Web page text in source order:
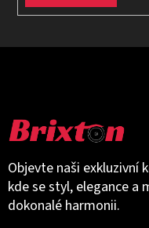
Objevte naši exkluzivní
kde se styl, elegance a
dokonalé harmonii.